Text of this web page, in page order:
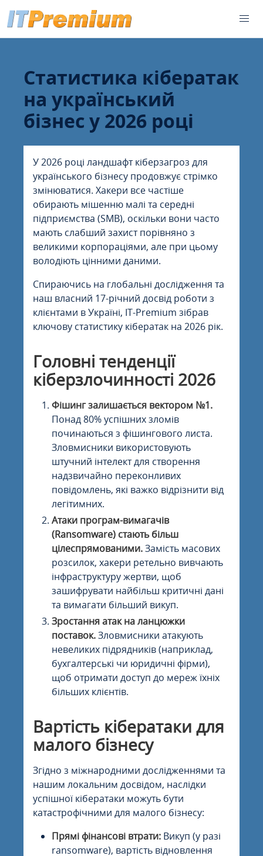
Статистика кібератак
на український
бізнес у 2026 році
У 2026 році ландшафт кіберзагроз для
українського бізнесу продовжує стрімко
змінюватися. Хакери все частіше
обирають мішенню малі та середні
підприємства (SMB), оскільки вони часто
мають слабший захист порівняно з
великими корпораціями, але при цьому
володіють цінними даними.
Спираючись на глобальні дослідження та
наш власний 17-річний досвід роботи з
клієнтами в Україні, IT-Premium зібрав
ключову статистику кібератак на 2026 рік.
Головні тенденції
кіберзлочинності 2026
Фішинг залишається вектором №1.
Понад 80% успішних зломів
починаються з фішингового листа.
Зловмисники використовують
штучний інтелект для створення
надзвичайно переконливих
повідомлень, які важко відрізнити від
легітимних.
Атаки програм-вимагачів
(Ransomware) стають більш
цілеспрямованими.Замість масових
розсилок, хакери ретельно вивчають
інфраструктуру жертви, щоб
зашифрувати найбільш критичні дані
та вимагати більший викуп.
Зростання атак на ланцюжки
поставок.Зловмисники атакують
невеликих підрядників (наприклад,
бухгалтерські чи юридичні фірми),
щоб отримати доступ до мереж їхніх
більших клієнтів.
Вартість кібератаки для
малого бізнесу
Згідно з міжнародними дослідженнями та
нашим локальним досвідом, наслідки
успішної кібератаки можуть бути
катастрофічними для малого бізнесу:
Прямі фінансові втрати: Викуп (у разі
ransomware), вартість відновлення